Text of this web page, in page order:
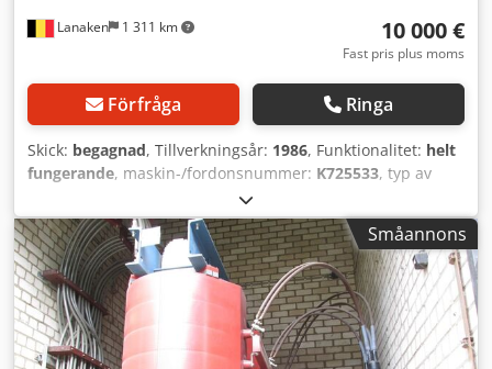
Lanaken 1 311 km 10 000 €
Fast pris plus moms
Förfråga Ringa
Skick: begagnad, Tillverkningsår: 1986, Funktionalitet: helt
fungerande, maskin-/fordonsnummer: K725533, typ av
, totalvikt:
10 000 V, ingångsfrekvens:50 Hz, nominell (skenä) effekt:
630 kVA, sekundär spänning:400 V, skyddstyp (IP-kod):
IP00, ingångsström:36 A, typ av utgångsström:trefas,
utgångsspänning:
400 V , Utrustning:Typplåt tillgänglig , 3-
fastransformator (torr) från primär 10 kV (± 5 %) till
sekundär 400 V med en effekt på 630 kVA Codpjx Svxmefx
Agmerf
Småannons